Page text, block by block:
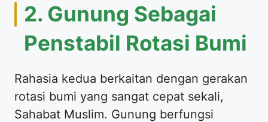
2. Gunung Sebagai
Penstabil Rotasi Bumi
Rahasia kedua berkaitan dengan gerakan
rotasi bumi yang sangat cepat sekali,
Sahabat Muslim. Gunung berfungsi